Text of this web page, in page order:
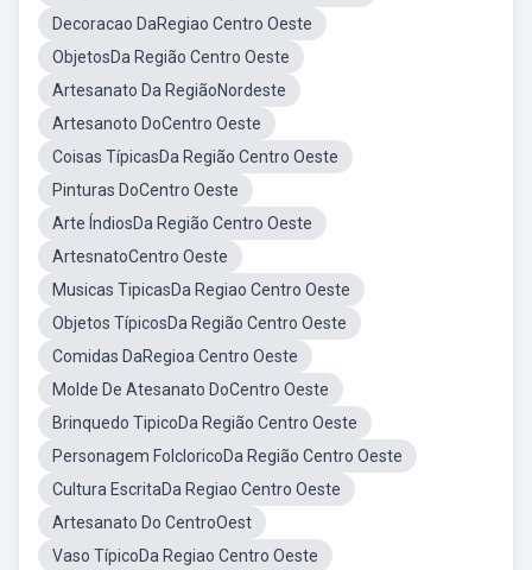
Decoracao DaRegiao Centro Oeste
ObjetosDa Região Centro Oeste
Artesanato Da RegiãoNordeste
Artesanoto DoCentro Oeste
Coisas TípicasDa Região Centro Oeste
Pinturas DoCentro Oeste
Arte ÍndiosDa Região Centro Oeste
ArtesnatoCentro Oeste
Musicas TipicasDa Regiao Centro Oeste
Objetos TípicosDa Região Centro Oeste
Comidas DaRegioa Centro Oeste
Molde De Atesanato DoCentro Oeste
Brinquedo TipicoDa Região Centro Oeste
Personagem FolcloricoDa Região Centro Oeste
Cultura EscritaDa Regiao Centro Oeste
Artesanato Do CentroOest
Vaso TípicoDa Regiao Centro Oeste